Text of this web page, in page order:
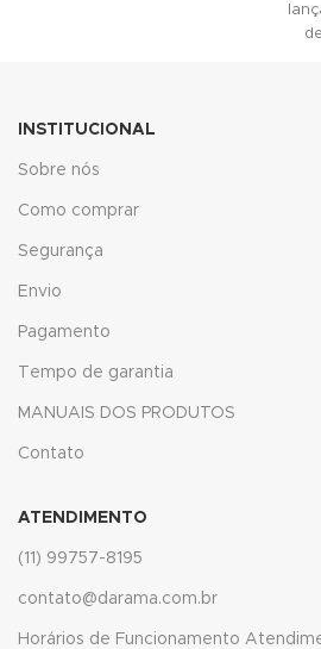
panel
panel
panel
panel
INSTITUCIONAL
Sobre nós
Como comprar
Segurança
Envio
Pagamento
Tempo de garantia
MANUAIS DOS PRODUTOS
Contato
ATENDIMENTO
(11) 99757-8195
contato@darama.com.br
Horários de Funcionamento